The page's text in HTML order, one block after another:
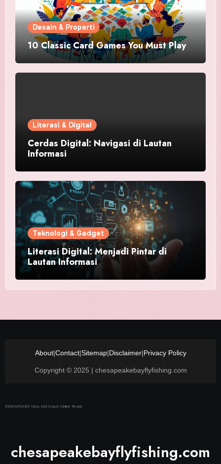
Desain & Properti
10 Classic Card Games You Must Play
Literasi & Digital
Cerdas Digital: Navigasi di Lautan
Informasi
Teknologi & Gadget
Literasi Digital: Menjadi Pintar di
Lautan Informasi
About|Contact|Sitemap|Disclaimer|Privacy Policy
Copyright © 2025 | chesapeakebayflyfishing.com
DEWAPOKER Situs Slot Gacor Online Resmi
chesapeakebayflyfishing.com